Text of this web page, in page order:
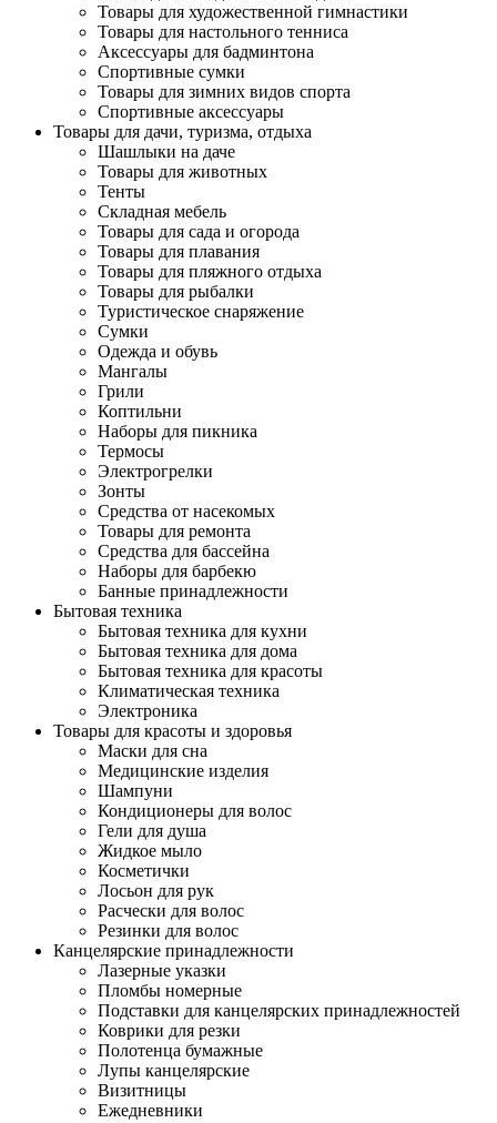
Товары для художественной гимнастики
Товары для настольного тенниса
Аксессуары для бадминтона
Спортивные сумки
Товары для зимних видов спорта
Спортивные аксессуары
Товары для дачи, туризма, отдыха
Шашлыки на даче
Товары для животных
Тенты
Складная мебель
Товары для сада и огорода
Товары для плавания
Товары для пляжного отдыха
Товары для рыбалки
Туристическое снаряжение
Сумки
Одежда и обувь
Мангалы
Грили
Коптильни
Наборы для пикника
Термосы
Электрогрелки
Зонты
Средства от насекомых
Товары для ремонта
Средства для бассейна
Наборы для барбекю
Банные принадлежности
Бытовая техника
Бытовая техника для кухни
Бытовая техника для дома
Бытовая техника для красоты
Климатическая техника
Электроника
Товары для красоты и здоровья
Маски для сна
Медицинские изделия
Шампуни
Кондиционеры для волос
Гели для душа
Жидкое мыло
Косметички
Лосьон для рук
Расчески для волос
Резинки для волос
Канцелярские принадлежности
Лазерные указки
Пломбы номерные
Подставки для канцелярских принадлежностей
Коврики для резки
Полотенца бумажные
Лупы канцелярские
Визитницы
Ежедневники